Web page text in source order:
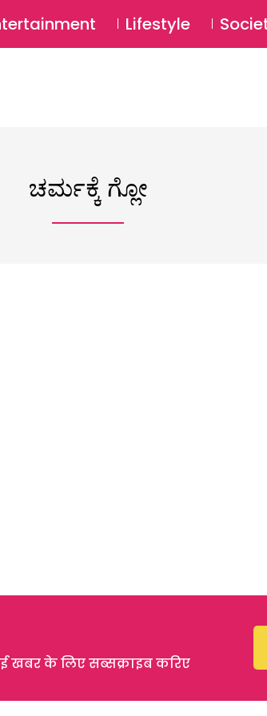
Lifestyle
ಚರ್ಮಕ್ಕೆ ಗ್ಲೋ
खबर के लिए सब्सक्राइब करिए